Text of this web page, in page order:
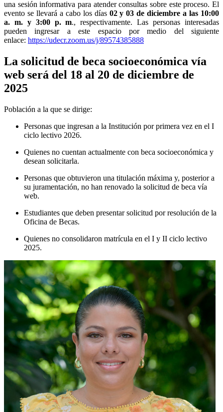
una sesión informativa para atender consultas sobre este proceso. El
evento se llevará a cabo los días 02 y 03 de diciembre a las 10:00
a. m. y 3:00 p. m., respectivamente. Las personas interesadas
pueden ingresar a este espacio por medio del siguiente
enlace: https://udecr.zoom.us/j/89574385888
La solicitud de beca socioeconómica vía
web será del 18 al 20 de diciembre de
2025
Población a la que se dirige:
Personas que ingresan a la Institución por primera vez en el I
ciclo lectivo 2026.
Quienes no cuentan actualmente con beca socioeconómica y
desean solicitarla.
Personas que obtuvieron una titulación máxima y, posterior a
su juramentación, no han renovado la solicitud de beca vía
web.
Estudiantes que deben presentar solicitud por resolución de la
Oficina de Becas.
Quienes no consolidaron matrícula en el I y II ciclo lectivo
2025.